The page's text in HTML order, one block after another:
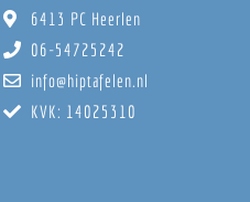
6413 PC Heerlen
06-54725242
info@hiptafelen.nl
KVK: 14025310